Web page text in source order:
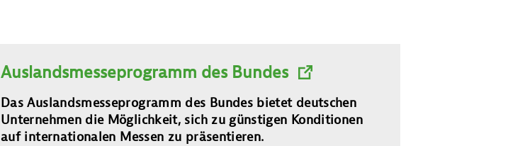
Auslandsmesseprogramm des Bundes
Das Auslandsmesseprogramm des Bundes bietet deutschen
Unternehmen die Möglichkeit, sich zu günstigen Konditionen
auf internationalen Messen zu präsentieren.